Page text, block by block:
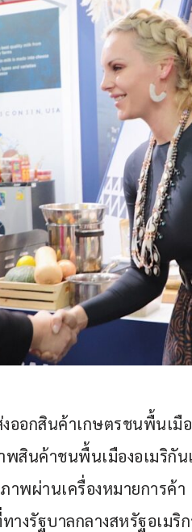
ออกสินค้าเกษตรชนพื้นเมื
สินค้าชนพื้นเมืองอเมริกั
พผ่านเครื่องหมายการค้า
างรัฐบาลกลางสหรัฐอเม